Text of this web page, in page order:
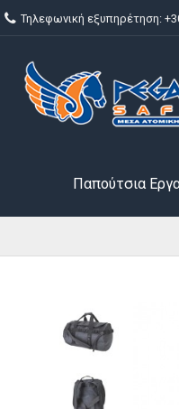
Τηλεφωνική εξυπηρέτηση:
Παπούτσια